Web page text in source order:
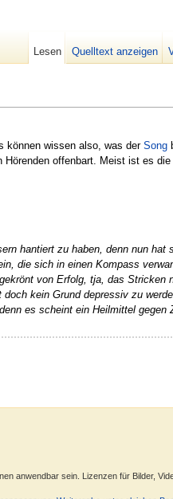
können wissen also, was der Song
offenbart. Meist ist es
hantiert zu haben, denn nun hat
die sich in einen Kompass
von Erfolg, tja, das Stricken
kein Grund depressiv zu
es scheint ein Heilmittel gegen
Lesen Quelltext anzeigen
anwendbar sein. Lizenzen für Bilder,